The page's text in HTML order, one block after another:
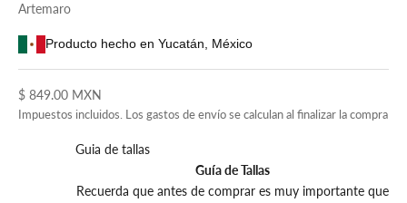
Artemaro
Producto hecho en Yucatán, México
Precio de oferta
$ 849.00 MXN
Impuestos incluidos. Los gastos de envíose calculan al finalizar la compra
Guia de tallas
Guía de Tallas
Recuerda que antes de comprar es muy importante que